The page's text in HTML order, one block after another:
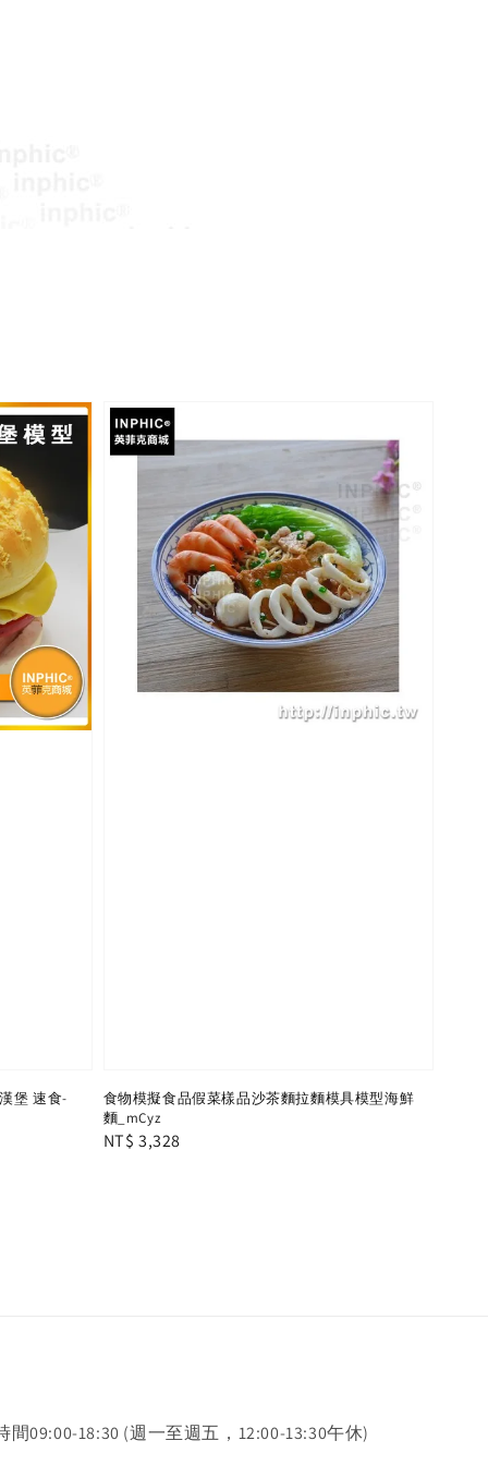
堡 速食-
食物模擬食品假菜樣品沙茶麵拉麵模具模型海鮮
麵_mCyz
Regular
NT$ 3,328
間09:00-18:30 (週一至週五，12:00-13:30午休)